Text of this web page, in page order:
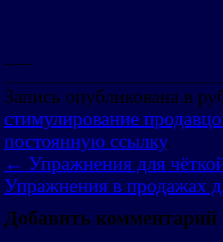
Запись опубликована в
стимулирование
постоянную ссылку.
← Упражнения для
Упражнения в продажах
Добавить комментарий